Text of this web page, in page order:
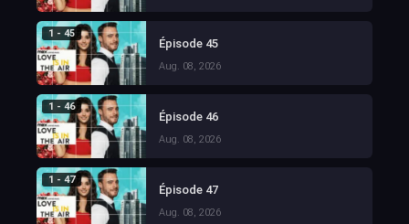
1 - 45
Épisode 45
Aug. 08, 2026
1 - 46
Épisode 46
Aug. 08, 2026
1 - 47
Épisode 47
Aug. 08, 2026